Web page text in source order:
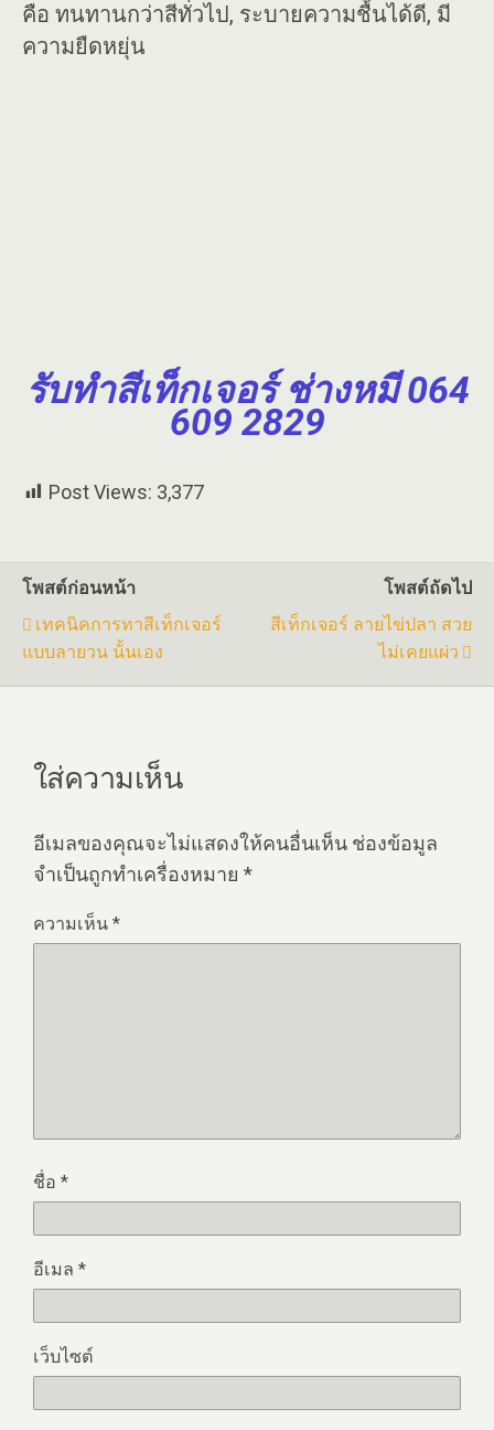
คือ ทนทานกว่าสีทั่วไป, ระบายความชื้นได้ดี, มี
ความยืดหยุ่น
รับทำสีเท็กเจอร์ ช่างหมี 064
609 2829
Post Views: 3,377
โพสต์ก่อนหน้า
เทคนิคการทาสีเท็กเจอร์
แบบลายวน นั้นเอง
โพสต์ถัดไป
สีเท็กเจอร์ ลายไข่ปลา สวย
ไม่เคยแผ่ว
ใส่ความเห็น
อีเมลของคุณจะไม่แสดงให้คนอื่นเห็น ช่องข้อมูล
จำเป็นถูกทำเครื่องหมาย *
ความเห็น *
ชื่อ *
อีเมล *
เว็บไซต์